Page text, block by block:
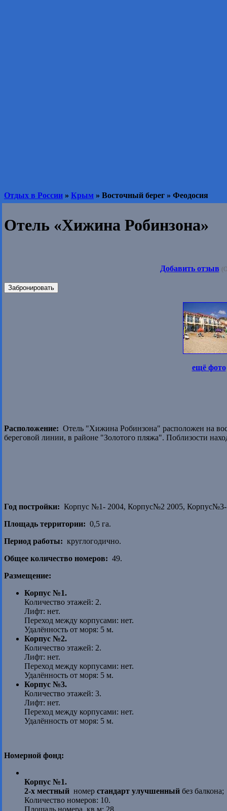
Отдых в России » Крым » Восточный берег » Феодосия
Отель «Хижина Робинзона»
Добавить отзыв
Забронировать
ещё фото
Расположение: Отель "Хижина Робинзона" расположен на
береговой линии, в районе "Золотого пляжа". Поблизости
Год постройки: Корпус №1- 2004, Корпус№2 2005, Корпус№3-
Площадь территории: 0,5 га.
Период работы: круглогодично.
Общее количество номеров: 49.
Размещение:
Корпус №1.
Количество этажей: 2.
Лифт: нет.
Переход между корпусами: нет.
Удалённость от моря: 5 м.
Корпус №2.
Количество этажей: 2.
Лифт: нет.
Переход между корпусами: нет.
Удалённость от моря: 5 м.
Корпус №3.
Количество этажей: 3.
Лифт: нет.
Переход между корпусами: нет.
Удалённость от моря: 5 м.
Номерной фонд:
Корпус №1.
2-х местный номер стандарт улучшенный без балкона;
Количество номеров: 10.
Площадь номера, кв.м: 28.